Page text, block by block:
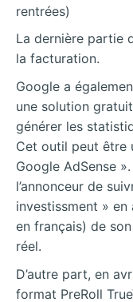
rentrées)
La dernière partie
la facturation.
Google a
une solution
générer les
Cet outil peut être
Google AdSense
l’annonceur de
investissment »
en français) de
réel.
D’autre part, en
format PreRoll